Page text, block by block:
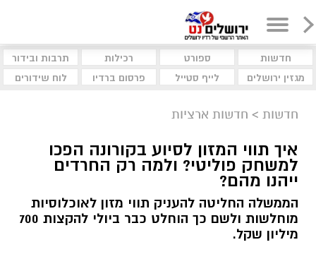
חדשות ספורט רכילות
תרבות ובידור
מגזין ירושלים
לייף סטייל פרסום ברדיו לוח שידורים
חדשות > חדשות ארציות
איך תווי המזון לסיוע בקורונה הפכו
למשחק פוליטי? ולמה רק החרדים
ייהנו מהם?
הממשלה החליטה להעניק תווי מזון לאוכלוסיות
מוחלשות ולשם כך הוחלט כבר ביולי להקצות 700
מיליון שקל.